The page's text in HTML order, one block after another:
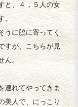
と、４，５人の女
。
うに脇に寄ってく
すが、こちらが見
ん。
連れてやってきま
美人で、にっこり